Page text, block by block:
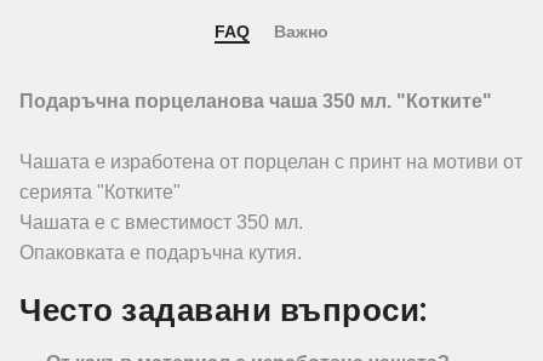
FAQ Важно
Подаръчна порцеланова чаша 350 мл. "Котките"
Чашата е изработена от порцелан с принт на мотиви от
серията "Котките"
Чашата е с вместимост 350 мл.
Опаковката е подаръчна кутия.
Често задавани въпроси: